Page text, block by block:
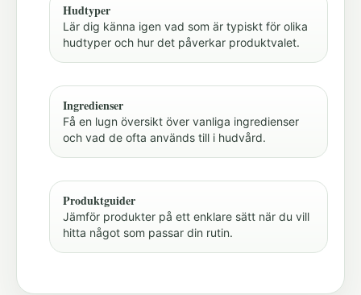
Hudtyper
Lär dig känna igen vad som är typiskt för olika
hudtyper och hur det påverkar produktvalet.
Ingredienser
Få en lugn översikt över vanliga ingredienser
och vad de ofta används till i hudvård.
Produktguider
Jämför produkter på ett enklare sätt när du vill
hitta något som passar din rutin.